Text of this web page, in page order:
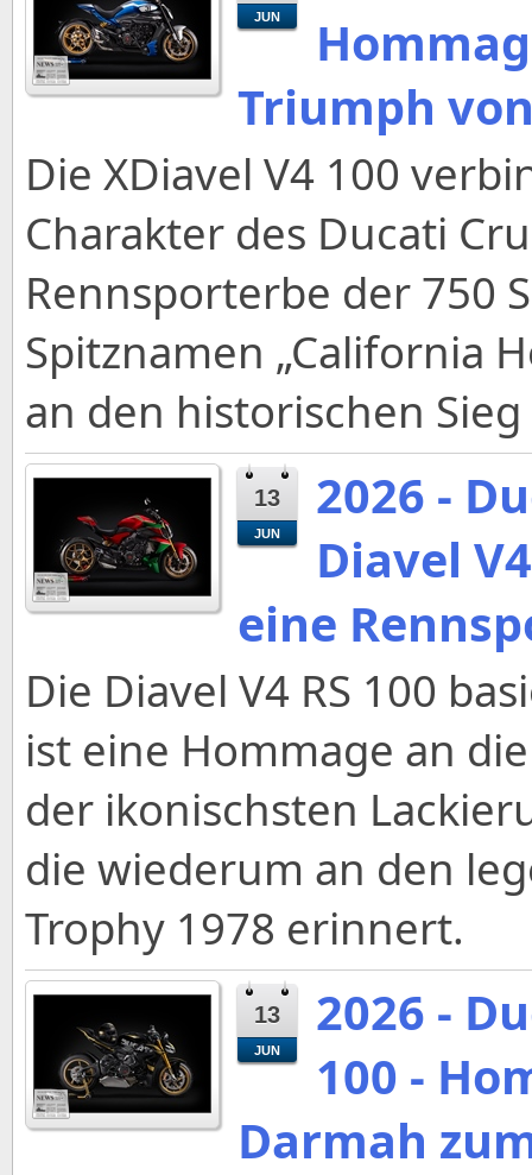
JUN
Triumph
Die XDiavel V4 100
Charakter des Ducati
Rennsporterbe der 750
Spitznamen „California
an den historischen
13
JUN
2026 -
Diavel
eine
Die Diavel V4 RS 100
ist eine Hommage an
der ikonischsten
die wiederum an den
Trophy 1978 erinnert.
13
JUN
2026 -
100 -
Darmah